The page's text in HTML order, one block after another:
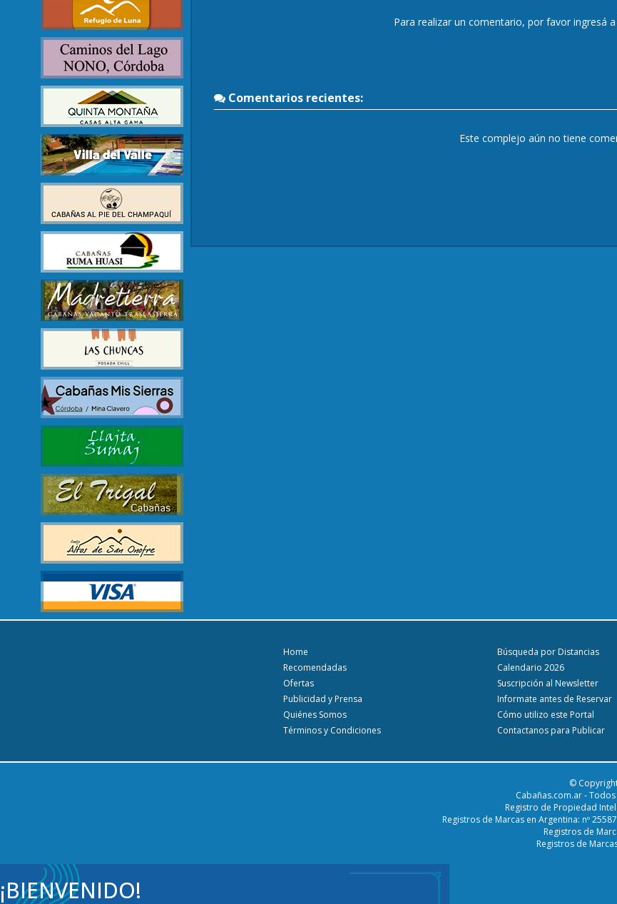
Para realizar un comentario, por favor ingresá
Comentarios recientes:
Este complejo aún no tiene
Home
Recomendadas
Ofertas
Publicidad y Prensa
Quiénes Somos
Términos y Condiciones
Búsqueda por Distancias
Calendario 2026
Suscripción al Newsletter
Informate antes de Reservar
Cómo utilizo este Portal
Contactanos para Publicar
©
Cabañas.com.ar -
Registro de Propiedad
Registros de Marcas en Argentina: nº
Registros de
Registros de
¡BIENVENIDO!